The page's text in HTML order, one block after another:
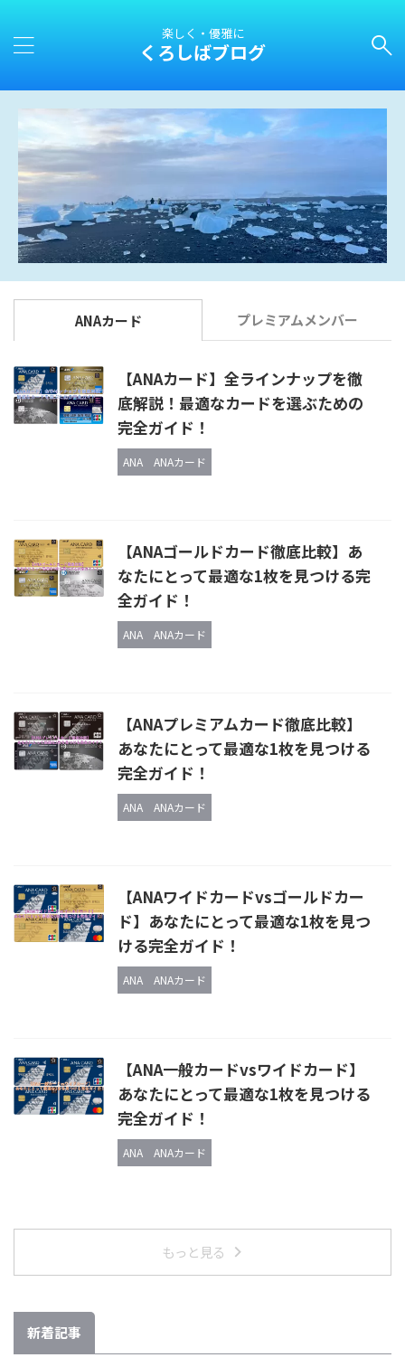
楽しく・優雅に
くろしばブログ
ANAカード プレミアムメンバー
【ANAカード】全ラインナップを徹
底解説！最適なカードを選ぶための
完全ガイド！
ANA ANAカード
【ANAゴールドカード徹底比較】あ
なたにとって最適な1枚を見つける完
全ガイド！
ANA ANAカード
【ANAプレミアムカード徹底比較】
あなたにとって最適な1枚を見つける
完全ガイド！
ANA ANAカード
【ANAワイドカードvsゴールドカー
ド】あなたにとって最適な1枚を見つ
ける完全ガイド！
ANA ANAカード
【ANA一般カードvsワイドカード】
あなたにとって最適な1枚を見つける
完全ガイド！
ANA ANAカード
もっと見る
新着記事